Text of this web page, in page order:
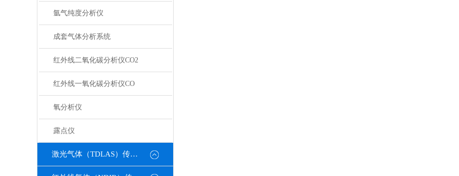
氩气纯度分析仪
成套气体分析系统
红外线二氧化碳分析仪CO2
红外线一氧化碳分析仪CO
氧分析仪
露点仪
激光气体（TDLAS）传感器